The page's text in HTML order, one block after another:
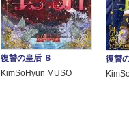
復讐の皇后 ８
KimSoHyun MUSO
復讐